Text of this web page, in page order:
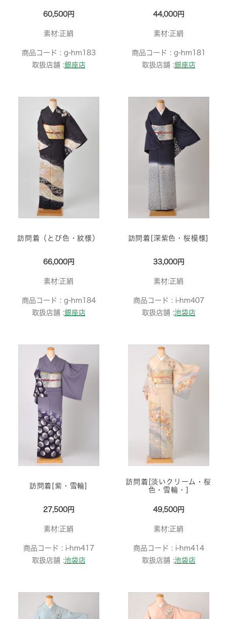
60,500円
素材:正絹
商品コード : g-hm183
取扱店舗 :銀座店
44,000円
素材:正絹
商品コード : g-hm181
取扱店舗 :銀座店
訪問着（とび色・紋様）
66,000円
素材:正絹
商品コード : g-hm184
取扱店舗 :銀座店
訪問着[深紫色・桜模様]
33,000円
素材:正絹
商品コード : i-hm407
取扱店舗 :池袋店
訪問着[紫・雪輪]
27,500円
素材:正絹
商品コード : i-hm417
取扱店舗 :池袋店
訪問着[淡いクリーム・桜
色・雪輪・]
49,500円
素材:正絹
商品コード : i-hm414
取扱店舗 :池袋店